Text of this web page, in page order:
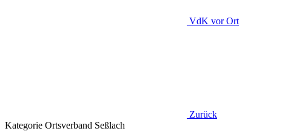
VdK vor Ort
Zurück
Kategorie Ortsverband Seßlach